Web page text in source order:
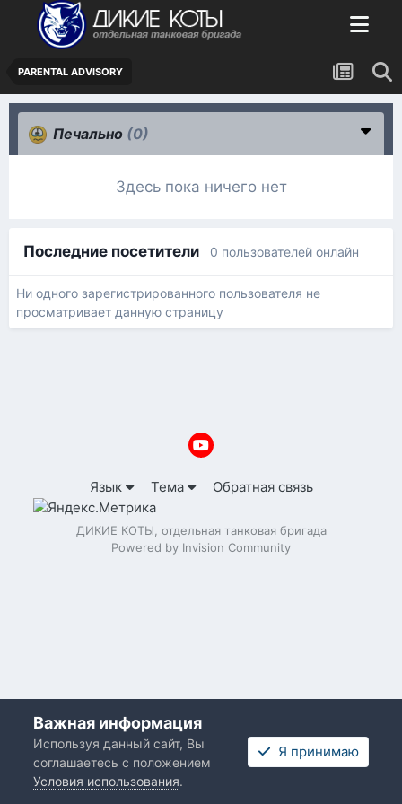
PARENTAL ADVISORY
Печально (0)
Здесь пока ничего нет
Последние посетители 0 пользователей онлайн
Ни одного зарегистрированного пользователя не
просматривает данную страницу
Язык Тема Обратная связь
ДИКИЕ КОТЫ, отдельная танковая бригада
Powered by Invision Community
Важная информация
Используя данный сайт, Вы
соглашаетесь с положением
Условия использования.
Я принимаю